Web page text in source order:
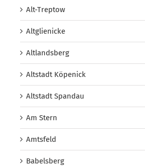
Alt-Treptow
Altglienicke
Altlandsberg
Altstadt Köpenick
Altstadt Spandau
Am Stern
Amtsfeld
Babelsberg